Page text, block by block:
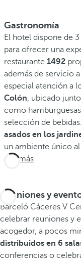
Gastronomía
El hotel dispone de
para ofrecer una
restaurante 1492
además de servicio
especial atención a
Colón, ubicado
como
selección de
asados en los
un ambiente único
Ver más
Reuniones y
Barceló Cáceres V
celebrar reuniones y
acogedor, a pocos
distribuidos en 6
conferencias o